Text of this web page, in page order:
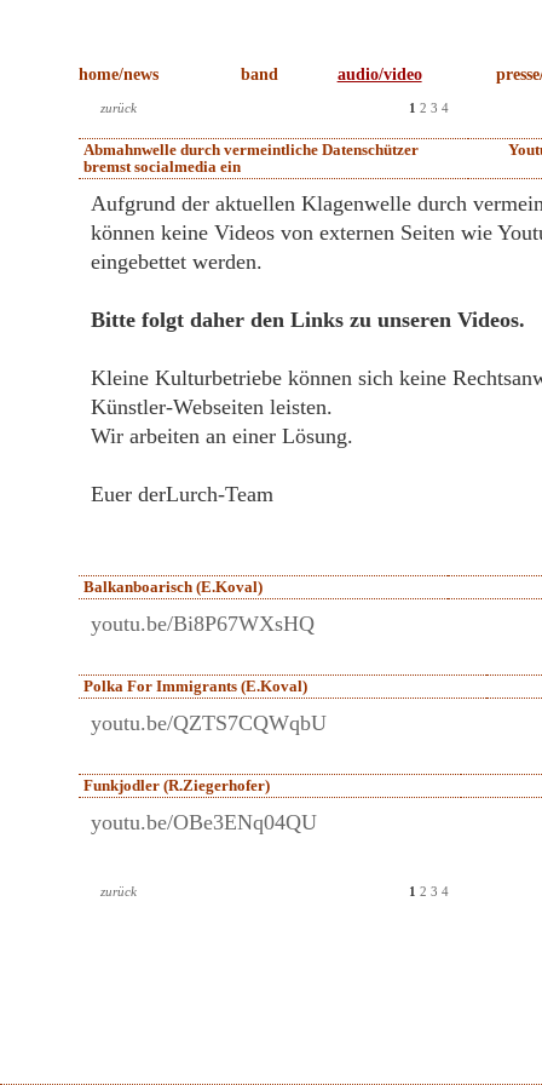
home/news band audio/video
zurück 1 2 3 4
Abmahnwelle durch vermeintliche Datenschützer
bremst socialmedia ein
Aufgrund der aktuellen Klagenwelle durch
können keine Videos von externen Seiten wie
eingebettet werden.
Bitte folgt daher den Links zu unseren Videos.
Kleine Kulturbetriebe können sich keine
Künstler-Webseiten leisten.
Wir arbeiten an einer Lösung.
Euer derLurch-Team
Balkanboarisch (E.Koval)
youtu.be/Bi8P67WXsHQ
Polka For Immigrants (E.Koval)
youtu.be/QZTS7CQWqbU
Funkjodler (R.Ziegerhofer)
youtu.be/OBe3ENq04QU
zurück 1 2 3 4